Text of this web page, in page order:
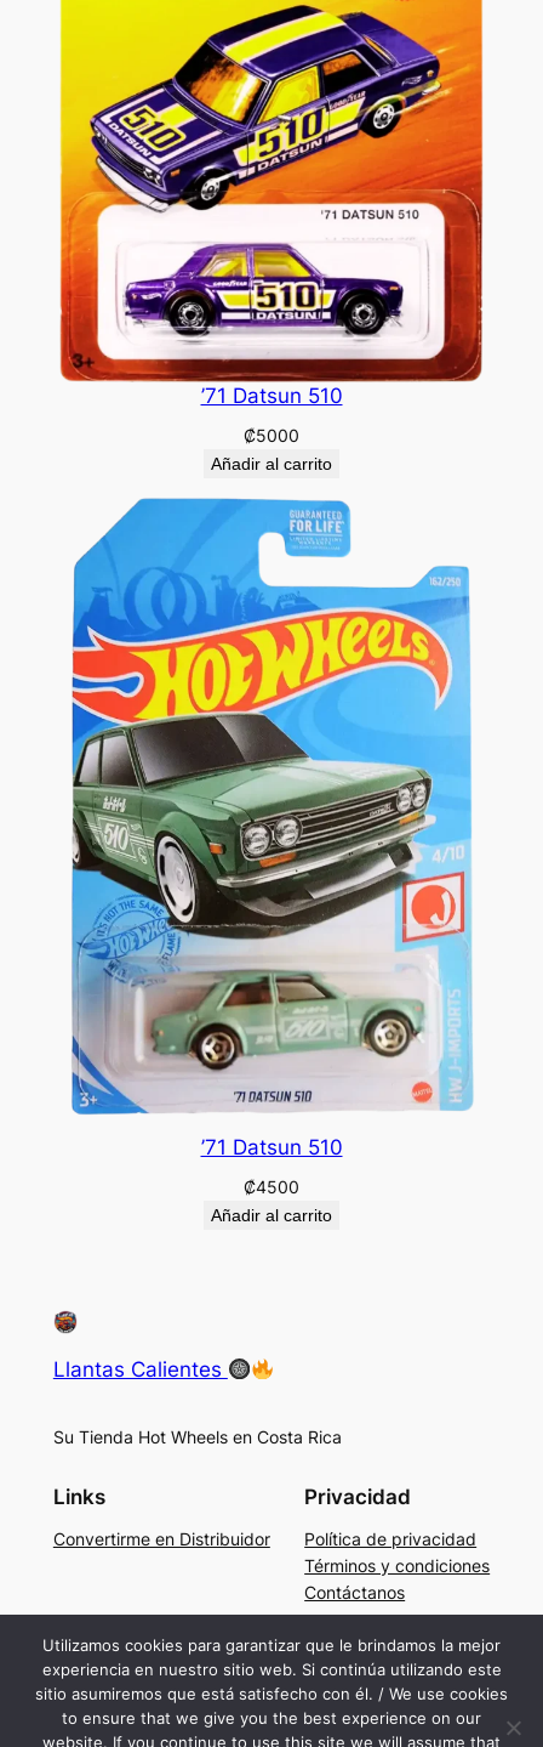
’71 Datsun 510
₡5000
Añadir al carrito
’71 Datsun 510
₡4500
Añadir al carrito
Llantas Calientes
Su Tienda Hot Wheels en Costa Rica
Links
Convertirme en Distribuidor
Privacidad
Política de privacidad
Términos y condiciones
Contáctanos
Social
Facebook
Instagram
TikTok
Utilizamos cookies para garantizar que le brindamos la mejor
experiencia en nuestro sitio web. Si continúa utilizando este
sitio asumiremos que está satisfecho con él. / We use cookies
to ensure that we give you the best experience on our
website. If you continue to use this site we will assume that